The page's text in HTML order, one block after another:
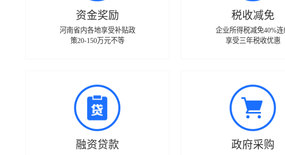
资金奖励
河南省内各地享受补贴政
策20-150万元不等
税收减免
企业所得税减免40%连
享受三年税收优惠
融资贷款 政府采购